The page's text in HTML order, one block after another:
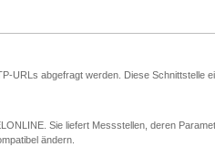
URLs abgefragt werden. Diese Schnittstelle
Sie liefert Messstellen, deren
ändern.